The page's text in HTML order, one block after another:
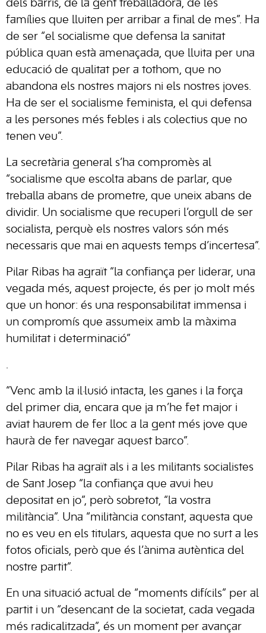
dels barris, de la gent treballadora, de les
famílies que lluiten per arribar a final de mes”. Ha
de ser “el socialisme que defensa la sanitat
pública quan està amenaçada, que lluita per una
educació de qualitat per a tothom, que no
abandona els nostres majors ni els nostres joves.
Ha de ser el socialisme feminista, el qui defensa
a les persones més febles i als colectius que no
tenen veu”.
La secretària general s’ha compromès al
“socialisme que escolta abans de parlar, que
treballa abans de prometre, que uneix abans de
dividir. Un socialisme que recuperi l’orgull de ser
socialista, perquè els nostres valors són més
necessaris que mai en aquests temps d’incertesa”.
Pilar Ribas ha agraït “la confiança per liderar, una
vegada més, aquest projecte, és per jo molt més
que un honor: és una responsabilitat immensa i
un compromís que assumeix amb la màxima
humilitat i determinació”
.
“Venc amb la il·lusió intacta, les ganes i la força
del primer dia, encara que ja m’he fet major i
aviat haurem de fer lloc a la gent més jove que
haurà de fer navegar aquest barco”.
Pilar Ribas ha agraït als i a les militants socialistes
de Sant Josep “la confiança que avui heu
depositat en jo”, però sobretot, “la vostra
militància”. Una “militància constant, aquesta que
no es veu en els titulars, aquesta que no surt a les
fotos oficials, però que és l’ànima autèntica del
nostre partit”.
En una situació actual de “moments difícils” per al
partit i un “desencant de la societat, cada vegada
més radicalitzada”, és un moment per avançar